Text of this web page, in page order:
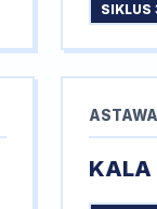
SIKLUS
KALA